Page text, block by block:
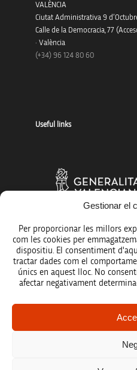
Gestionar el
Per proporcionar les millors
com les cookies per
dispositiu. El consentiment
tractar dades com el
únics en aquest lloc. No
afectar negativament
VALÈNCIA
Ciutat Administrativa 9
Calle de la Democracia, 77
· València
(+34) 96 124 80 60
Useful links